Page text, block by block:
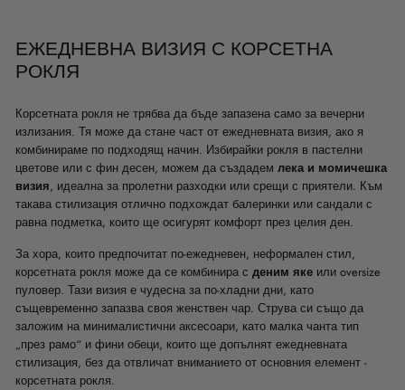
ЕЖЕДНЕВНА ВИЗИЯ С КОРСЕТНА
РОКЛЯ
Корсетната рокля не трябва да бъде запазена само за вечерни
излизания. Тя може да стане част от ежедневната визия, ако я
комбинираме по подходящ начин. Избирайки рокля в пастелни
цветове или с фин десен, можем да създадем лека и момичешка
визия, идеална за пролетни разходки или срещи с приятели. Към
такава стилизация отлично подхождат балеринки или сандали с
равна подметка, които ще осигурят комфорт през целия ден.
За хора, които предпочитат по-ежедневен, неформален стил,
корсетната рокля може да се комбинира с деним яке или oversize
пуловер. Тази визия е чудесна за по-хладни дни, като
същевременно запазва своя женствен чар. Струва си също да
заложим на минималистични аксесоари, като малка чанта тип
„през рамо“ и фини обеци, които ще допълнят ежедневната
стилизация, без да отвличат вниманието от основния елемент -
корсетната рокля.